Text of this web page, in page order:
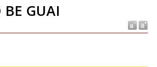
GUAI